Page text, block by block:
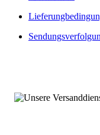
Austauschleistungen:
Umfangreich
Angebot von
Über 100.000